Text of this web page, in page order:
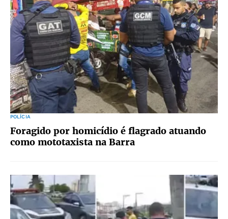
POLÍCIA
Foragido por homicídio é flagrado atuando
como mototaxista na Barra